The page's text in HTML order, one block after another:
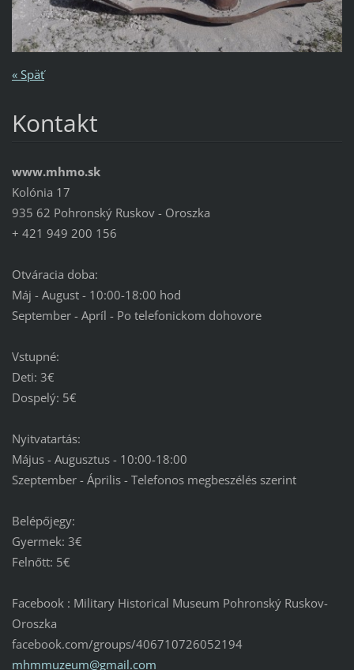
« Späť
Kontakt
www.mhmo.sk
Kolónia 17
935 62 Pohronský Ruskov - Oroszka
+ 421 949 200 156
Otváracia doba:
Máj - August - 10:00-18:00 hod
September - Apríl - Po telefonickom dohovore
Vstupné:
Deti: 3€
Dospelý: 5€
Nyitvatartás:
Május - Augusztus - 10:00-18:00
Szeptember - Április - Telefonos megbeszélés szerint
Belépőjegy:
Gyermek: 3€
Felnőtt: 5€
Facebook : Military Historical Museum Pohronský Ruskov-
Oroszka
facebook.com/groups/406710726052194
mhmmuzeum@gmail.com